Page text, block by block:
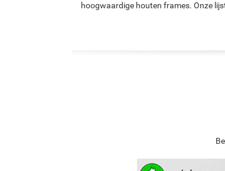
hoogwaardige houten frames. Onze